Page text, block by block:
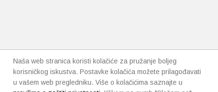
Naša web stranica koristi kolačiće za pružanje boljeg
korisničkog iskustva. Postavke kolačića možete prilagođavati
u vašem web pregledniku. Više o kolačićima saznajte u